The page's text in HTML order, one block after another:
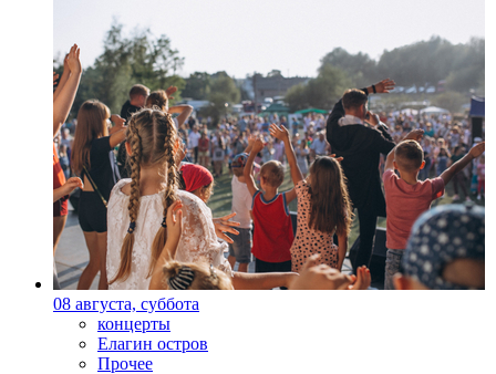
08 августа, суббота
концерты
Елагин остров
Прочее